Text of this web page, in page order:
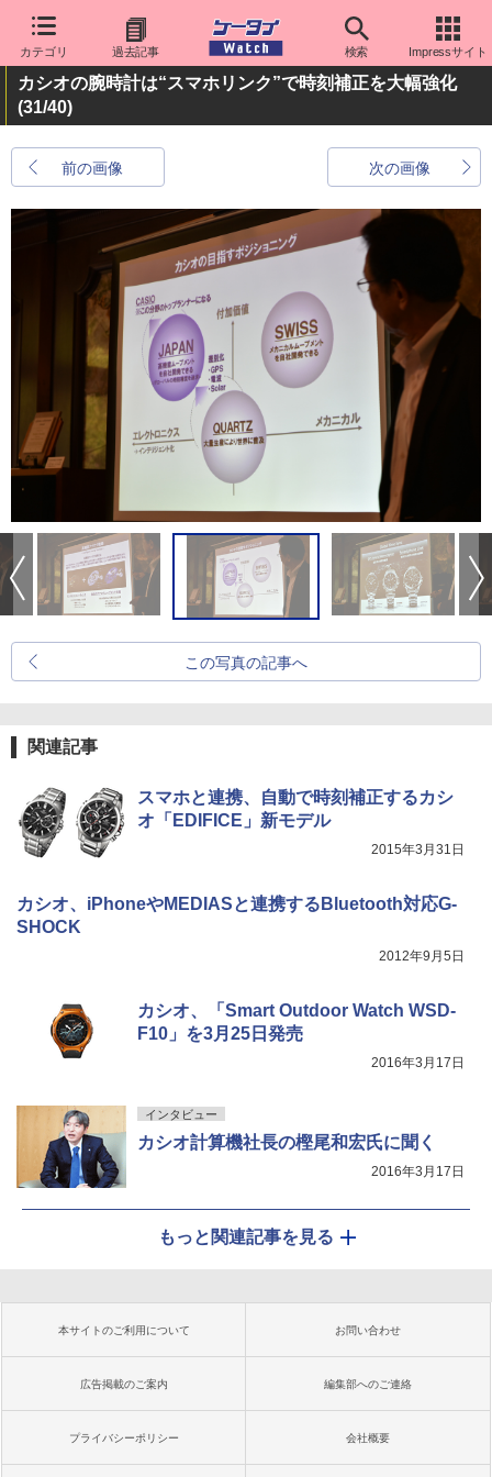
カテゴリ 過去記事 検索 Impressサイト
カシオの腕時計は“スマホリンク”で時刻補正を大幅強化
(31/40)
前の画像 次の画像
この写真の記事へ
関連記事
スマホと連携、自動で時刻補正するカシ
オ「EDIFICE」新モデル
2015年3月31日
カシオ、iPhoneやMEDIASと連携するBluetooth対応G-
SHOCK
2012年9月5日
カシオ、「Smart Outdoor Watch WSD-
F10」を3月25日発売
2016年3月17日
インタビュー
カシオ計算機社長の樫尾和宏氏に聞く
2016年3月17日
もっと関連記事を見る
本サイトのご利用について お問い合わせ
広告掲載のご案内 編集部へのご連絡
プライバシーポリシー 会社概要